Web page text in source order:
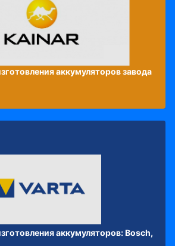
аккумуляторов завода
аккумуляторов: Bosch,